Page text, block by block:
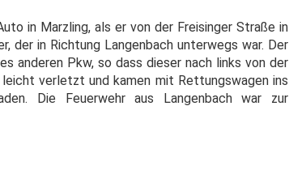
in Marzling, als er von der Freisinger Straße in
der in Richtung Langenbach unterwegs war. Der
anderen Pkw, so dass dieser nach links von der
verletzt und kamen mit Rettungswagen ins
Die Feuerwehr aus Langenbach war zur